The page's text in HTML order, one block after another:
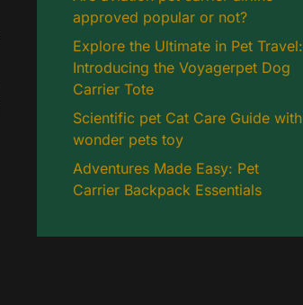
approved popular or not?
Explore the Ultimate in Pet Travel:
Introducing the Voyagerpet Dog
Carrier Tote
Scientific pet Cat Care Guide with
wonder pets toy
Adventures Made Easy: Pet
Carrier Backpack Essentials